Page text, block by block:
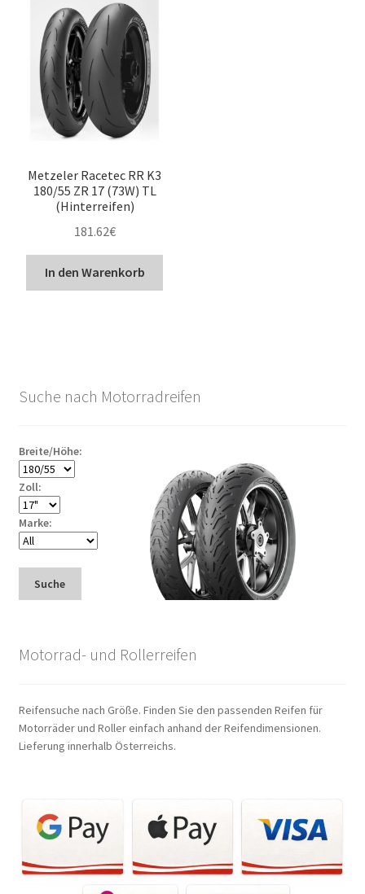
Metzeler Racetec RR K3
180/55 ZR 17 (73W) TL
(Hinterreifen)
181.62€
In den Warenkorb
Suche nach Motorradreifen
Breite/Höhe:
Zoll:
Marke:
Suche
Motorrad- und Rollerreifen
Reifensuche nach Größe. Finden Sie den passenden Reifen für
Motorräder und Roller einfach anhand der Reifendimensionen.
Lieferung innerhalb Österreichs.